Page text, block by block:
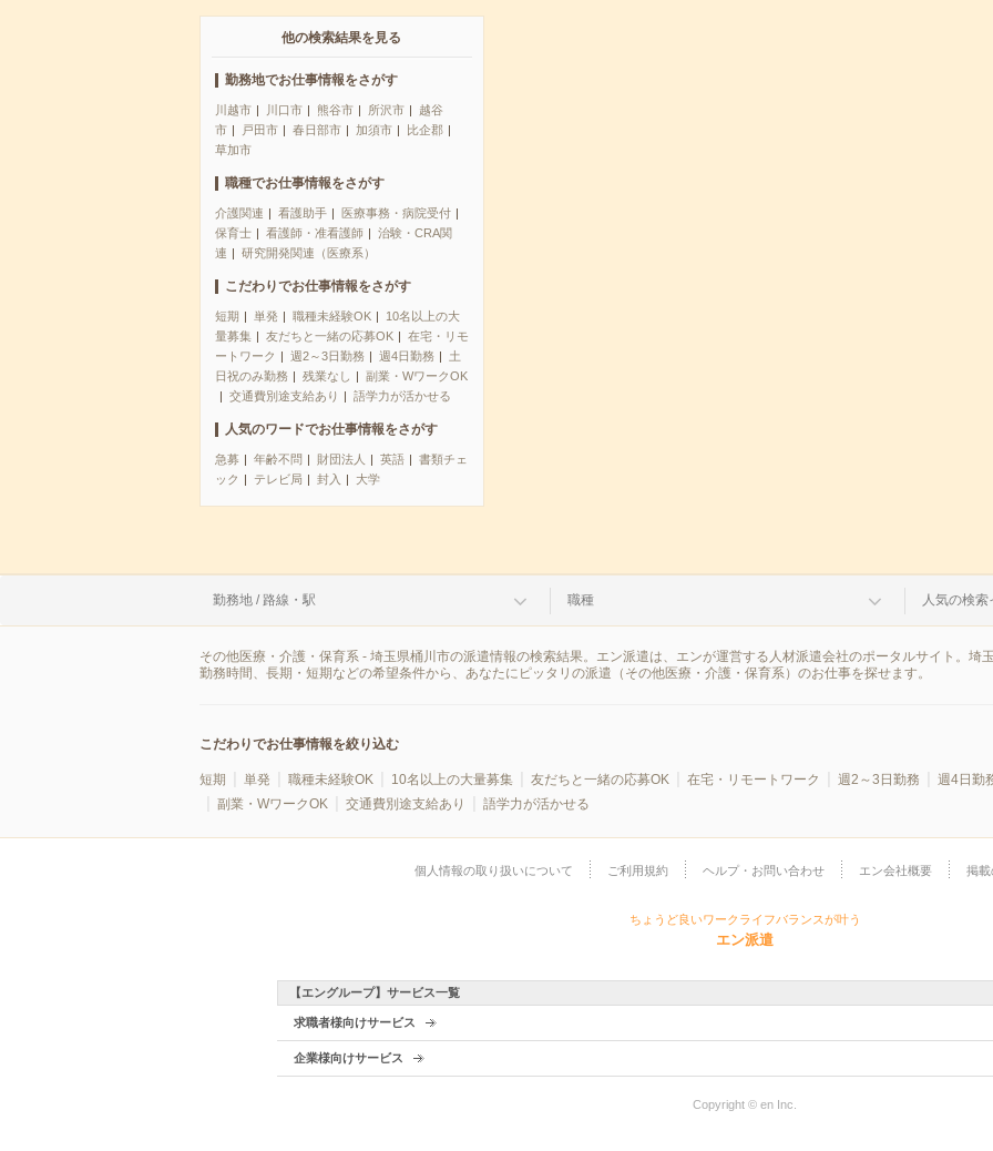
他の検索結果を見る
勤務地でお仕事情報をさがす
川越市 川口市 熊谷市 所沢市
越谷
市
戸田市 春日部市 加須市
比企郡
草加市
職種でお仕事情報をさがす
介護関連 看護助手
医療事務・病院受付
保育士
看護師・准看護師
治験・CRA関
連
研究開発関連（医療系）
こだわりでお仕事情報をさがす
短期 単発 職種未経験OK
10名以上の大
量募集
友だちと一緒の応募OK
在宅・リモ
ートワーク
週2～3日勤務 週4日勤務
土
日祝のみ勤務
残業なし
副業・WワークOK
交通費別途支給あり
語学力が活かせる
人気のワードでお仕事情報をさがす
急募 年齢不問 財団法人 英語
書類チェ
ック
テレビ局 封入 大学
勤務地 / 路線・駅 職種 人気の検索
その他医療・介護・保育系 - 埼玉県桶川市の派遣情報の検索結果。エン派遣は、エンが運営する人材派遣会社のポータルサイト。埼
勤務時間、長期・短期などの希望条件から、あなたにピッタリの派遣（その他医療・介護・保育系）のお仕事を探せます。
こだわりでお仕事情報を絞り込む
短期 単発 職種未経験OK 10名以上の大量募集 友だちと一緒の応募OK 在宅・リモートワーク 週2～3日勤務 週4日勤
副業・WワークOK
交通費別途支給あり 語学力が活かせる
個人情報の取り扱いについて ご利用規約 ヘルプ・お問い合わせ エン会社概要 掲載
ちょうど良いワークライフバランスが叶う
エン派遣
【エングループ】サービス一覧
求職者様向けサービス
企業様向けサービス
Copyright © en Inc.